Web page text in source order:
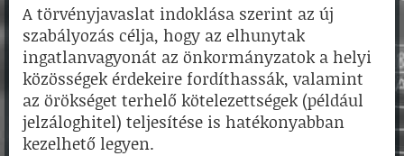
A törvényjavaslat indoklása szerint az új
szabályozás célja, hogy az elhunytak
ingatlanvagyonát az önkormányzatok a helyi
közösségek érdekeire fordíthassák, valamint
az örökséget terhelő kötelezettségek (például
jelzáloghitel) teljesítése is hatékonyabban
kezelhető legyen.